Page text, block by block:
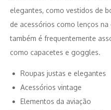
elegantes, como vestidos de
de acessórios como lenços
também é frequentemente
como capacetes e goggles.
Roupas justas e elegantes
Acessórios vintage
Elementos da aviação